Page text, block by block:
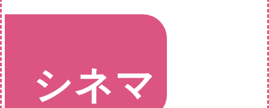
シネマ